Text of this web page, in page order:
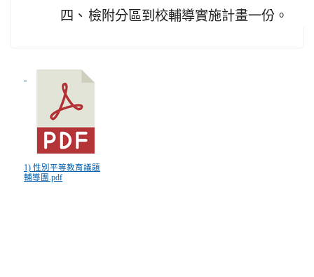
四、 檢附分區到校輔導實施計畫一份。
1) 性別平等教育議題
輔導團.pdf